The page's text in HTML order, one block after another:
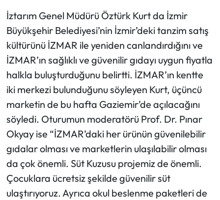
İztarım Genel Müdürü Öztürk Kurt da İzmir
Büyükşehir Belediyesi’nin İzmir’deki tanzim satış
kültürünü İZMAR ile yeniden canlandırdığını ve
İZMAR’ın sağlıklı ve güvenilir gıdayı uygun fiyatla
halkla buluşturduğunu belirtti. İZMAR’ın kentte
iki merkezi bulunduğunu söyleyen Kurt, üçüncü
marketin de bu hafta Gaziemir’de açılacağını
söyledi. Oturumun moderatörü Prof. Dr. Pınar
Okyay ise “İZMAR’daki her ürünün güvenilebilir
gıdalar olması ve marketlerin ulaşılabilir olması
da çok önemli. Süt Kuzusu projemiz de önemli.
Çocuklara ücretsiz şekilde güvenilir süt
ulaştırıyoruz. Ayrıca okul beslenme paketleri de